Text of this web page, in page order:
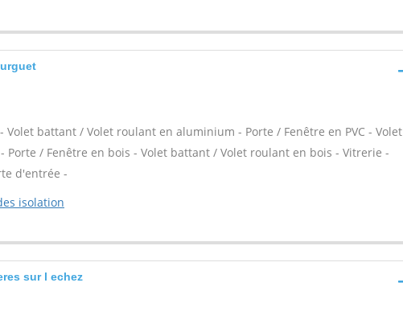
battant / Volet roulant en aluminium - Porte / Fenêtre en PVC - Volet
Porte / Fenêtre en bois - Volet battant / Volet roulant en bois - Vitrerie -
d'entrée -
isolation
sur l echez